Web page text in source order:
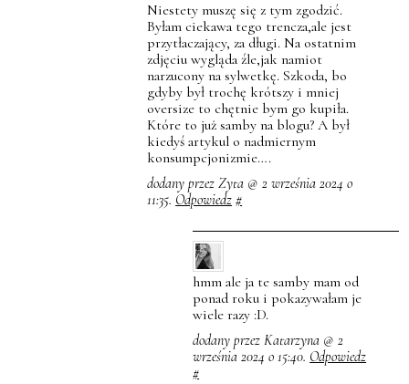
Niestety muszę się z tym zgodzić.
Byłam ciekawa tego trencza,ale jest
przytłaczający, za długi. Na ostatnim
zdjęciu wygląda źle,jak namiot
narzucony na sylwetkę. Szkoda, bo
gdyby był trochę krótszy i mniej
oversize to chętnie bym go kupiła.
Które to już samby na blogu? A był
kiedyś artykul o nadmiernym
konsumpcjonizmie….
dodany przez Zyta @ 2 września 2024 o
11:35. Odpowiedz #
hmm ale ja te samby mam od
ponad roku i pokazywałam je
wiele razy :D.
dodany przez Katarzyna @ 2
września 2024 o 15:40. Odpowiedz
#